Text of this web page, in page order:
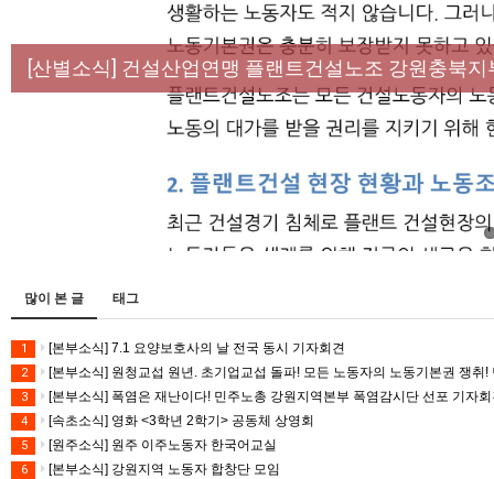
[성명] 막을 수 있었던 죽음, HL만도가 책임져라 : 청
[산별소식] 건설산업연맹 플랜트건설노조 강원충북지
[강릉,속초,원주,춘천] 폭염감시단 사업 이모저모
[조합원☆인터뷰] 서비스연맹 전국학교비정규직노동
[본부소식] 강원지역 노동자 합창단 모임
많이 본 글 태그
1 [본부소식] 7.1 요양보호사의 날 전국 동시 기자회견
2 [본부소식] 원청교섭 원년. 초기업교섭 돌파! 모든 노동자의 노동기본권 쟁취
3 [본부소식] 폭염은 재난이다! 민주노총 강원지역본부 폭염감시단 선포 기자
4 [속초소식] 영화 <3학년 2학기> 공동체 상영회
5 [원주소식] 원주 이주노동자 한국어교실
6 [본부소식] 강원지역 노동자 합창단 모임